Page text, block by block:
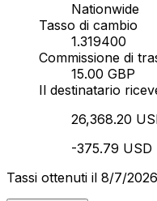
Nationwide
Tasso di cambio
1.319400
Commissione di
15.00 GBP
Il destinatario
26,368.20
-375.79 USD
Tassi ottenuti il 8/7/2026